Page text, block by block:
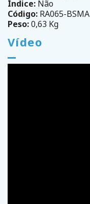
Índice: Não
Código: RA065-BSMA
Peso:0,63 Kg
Vídeo